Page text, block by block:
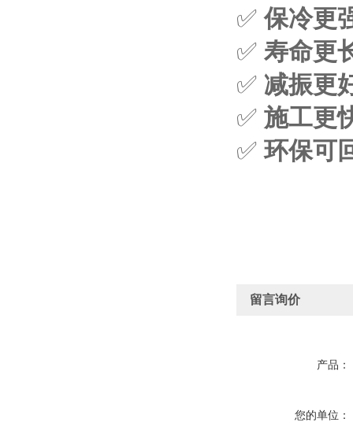
✅保冷更
✅ 寿命更
✅ 减振更
✅ 施工更
✅环保可
留言询价
产品：
您的单位：